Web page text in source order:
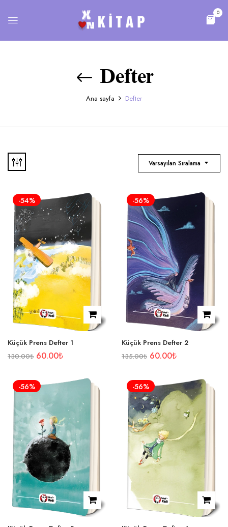
0
Defter
Ana sayfa Defter
Varsayılan Sıralama
-54%
Küçük Prens Defter 1
130.00₺ 60.00₺
-56%
Küçük Prens Defter 2
135.00₺ 60.00₺
-56% -56%